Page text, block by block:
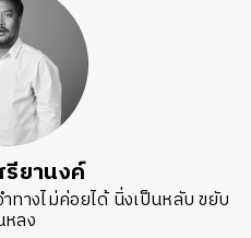
ยา​นงค์​
ทางไม่ค่อยได้ นิ่งเป็นหลับ ขยับ
หลง